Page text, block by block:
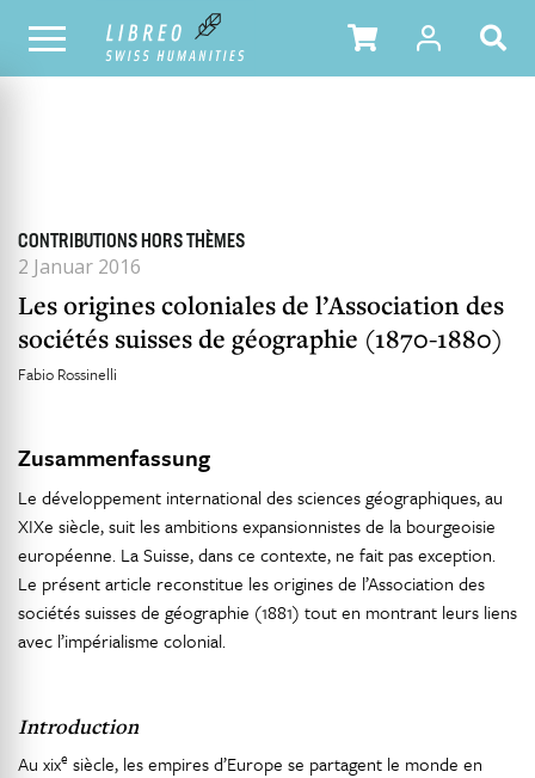
ALLE HEFTE INHALTSÜBERSICHT DER AUSGABE
CONTRIBUTIONS HORS THÈMES
2 Januar 2016
Les origines coloniales de l’Association des
sociétés suisses de géographie (1870-1880)
Fabio Rossinelli
Zusammenfassung
Le développement international des sciences géographiques, au
XIXe siècle, suit les ambitions expansionnistes de la bourgeoisie
européenne. La Suisse, dans ce contexte, ne fait pas exception.
Le présent article reconstitue les origines de l’Association des
sociétés suisses de géographie (1881) tout en montrant leurs liens
avec l’impérialisme colonial.
Introduction
Au xixe siècle, les empires d’Europe se partagent le monde en